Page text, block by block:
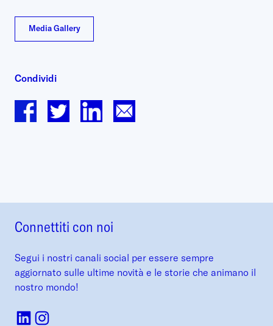
Media Gallery
Condividi
Connettiti con noi
Segui i nostri canali social per essere sempre
aggiornato sulle ultime novità e le storie che animano il
nostro mondo!